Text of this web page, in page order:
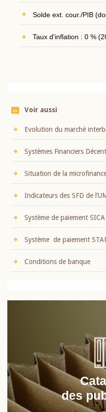
Solde ext. cour./PIB
Taux d'inflation : 0 %
Voir aussi
Evolution du marché
Systèmes Financiers
Situation de la
Indicateurs des SFD de
Système de paiement SICA
Système de paiement
Conditions de banque
des